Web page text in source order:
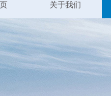
关于我们